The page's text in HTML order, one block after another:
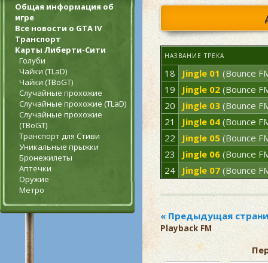
Общая информация об
игре
Все новости о GTA IV
Транспорт
Карты Либерти-Сити
Голуби
Чайки (TLaD)
Чайки (TBoGT)
Случайные прохожие
Случайные прохожие (TLaD)
Случайные прохожие
(TBoGT)
Транспорт для Стиви
Уникальные прыжки
Бронежилеты
Аптечки
Оружие
Метро
НАЗВАНИЕ ТРЕКА
18 Jingle 01 (Bounce
19
Jingle 02(Bounce
20
Jingle 03(Bounce
21
Jingle 04(Bounce
22
Jingle 05(Bounce
23
Jingle 06(Bounce
24
Jingle 07(Bounce
Playback FM